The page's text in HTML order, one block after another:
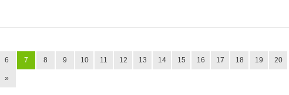
6 7 8 9 10 11 12 13 14 15 16 17 18 19 20
»